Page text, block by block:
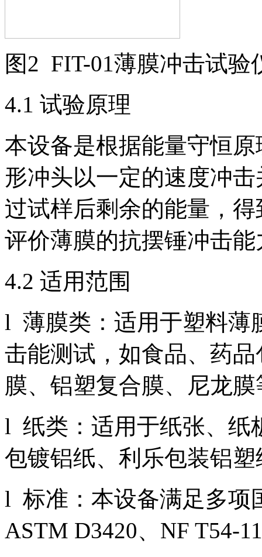
图2 FIT-01薄膜冲击试验
4.1 试验原理
本设备是根据能量守恒
形冲头以一定的速度冲
过试样后剩余的能量，
评价薄膜的抗摆锤冲击能
4.2 适用范围
l 薄膜类：适用于塑料薄
击能测试，如食品、药
膜、铝塑复合膜、尼龙
l 纸类：适用于纸张、纸
包镀铝纸、利乐包装铝
l 标准：本设备满足多项
ASTM D3420、NF T54-